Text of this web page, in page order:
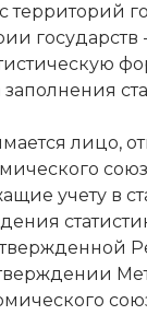
-
лицо,
учету в